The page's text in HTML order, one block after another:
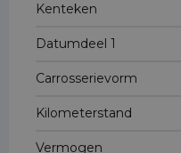
Kenteken
Datumdeel 1
Carrosserievorm
Kilometerstand
Vermogen